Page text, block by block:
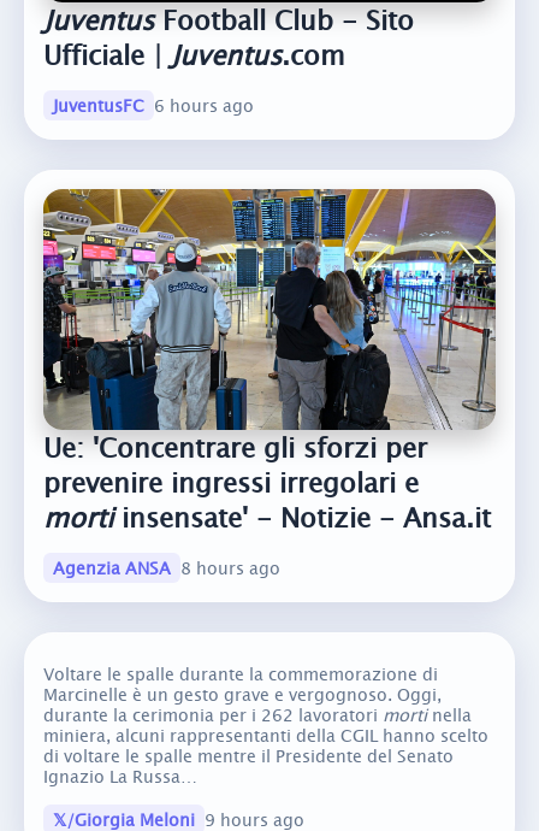
JuventusFootball Club - Sito
Ufficiale | Juventus.com
JuventusFC 6 hours ago
Ue: 'Concentrare gli sforzi per
prevenire ingressi irregolari e
mortiinsensate' - Notizie - Ansa.it
Agenzia ANSA 8 hours ago
Voltare le spalle durante la commemorazione di
Marcinelle è un gesto grave e vergognoso. Oggi,
durante la cerimonia per i 262 lavoratori mortinella
miniera, alcuni rappresentanti della CGIL hanno scelto
di voltare le spalle mentre il Presidente del Senato
Ignazio La Russa…
𝕏/Giorgia Meloni 9 hours ago